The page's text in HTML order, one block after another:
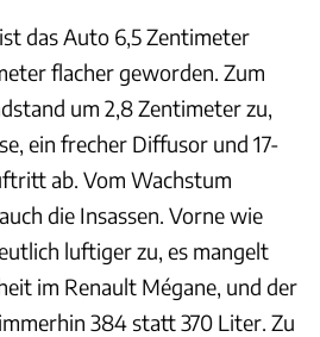
das Auto 6,5 Zentimeter
flacher geworden. Zum
um 2,8 Zentimeter zu,
ein frecher Diffusor und 17-
ab. Vom Wachstum
die Insassen. Vorne wie
luftiger zu, es mangelt
im Renault Mégane, und der
384 statt 370 Liter. Zu